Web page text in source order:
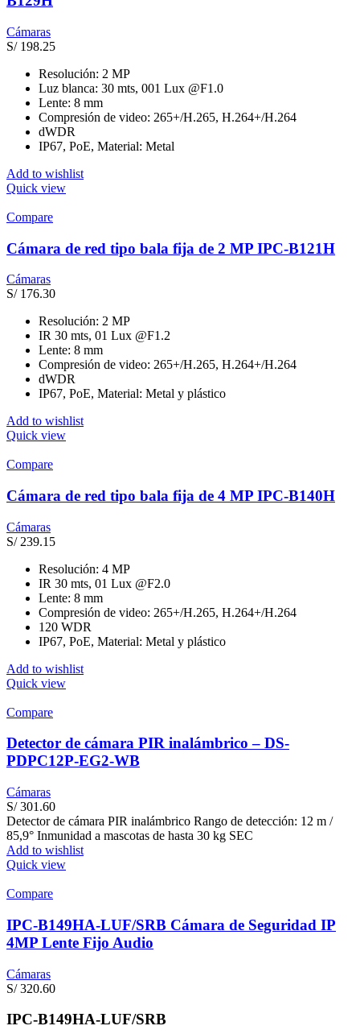
Cámaras
S/198.25
Resolución: 2 MP
Luz blanca: 30 mts, 001 Lux @F1.0
Lente: 8 mm
Compresión de video: 265+/H.265, H.264+/H.264
dWDR
IP67, PoE, Material: Metal
Add to wishlist
Quick view
Compare
Cámara de red tipo bala fija de 2 MP IPC-B121H
Cámaras
S/176.30
Resolución: 2 MP
IR 30 mts, 01 Lux @F1.2
Lente: 8 mm
Compresión de video: 265+/H.265, H.264+/H.264
dWDR
IP67, PoE, Material: Metal y plástico
Add to wishlist
Quick view
Compare
Cámara de red tipo bala fija de 4 MP IPC-B140H
Cámaras
S/239.15
Resolución: 4 MP
IR 30 mts, 01 Lux @F2.0
Lente: 8 mm
Compresión de video: 265+/H.265, H.264+/H.264
120 WDR
IP67, PoE, Material: Metal y plástico
Add to wishlist
Quick view
Compare
Detector de cámara PIR inalámbrico – DS-
PDPC12P-EG2-WB
Cámaras
S/301.60
Detector de cámara PIR inalámbrico Rango de detección: 12 m /
85,9° Inmunidad a mascotas de hasta 30 kg SEC
Add to wishlist
Quick view
Compare
IPC-B149HA-LUF/SRB Cámara de Seguridad IP
4MP Lente Fijo Audio
Cámaras
S/320.60
IPC-B149HA-LUF/SRB